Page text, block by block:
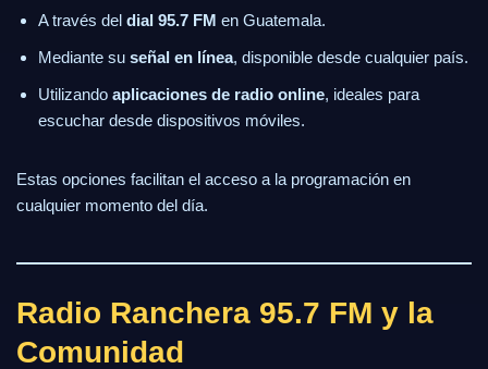
A través del dial 95.7 FM en Guatemala.
Mediante su señal en línea, disponible desde cualquier país.
Utilizando aplicaciones de radio online, ideales para
escuchar desde dispositivos móviles.
Estas opciones facilitan el acceso a la programación en
cualquier momento del día.
Radio Ranchera 95.7 FM y la
Comunidad